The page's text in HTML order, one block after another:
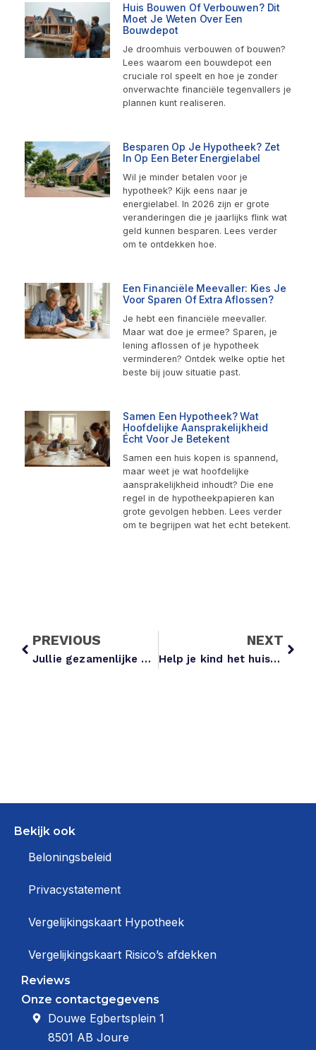
Huis Bouwen Of Verbouwen? Dit
Moet Je Weten Over Een
Bouwdepot
Je droomhuis verbouwen of bouwen?
Lees waarom een bouwdepot een
cruciale rol speelt en hoe je zonder
onverwachte financiële tegenvallers je
plannen kunt realiseren.
Besparen Op Je Hypotheek? Zet
In Op Een Beter Energielabel
Wil je minder betalen voor je
hypotheek? Kijk eens naar je
energielabel. In 2026 zijn er grote
veranderingen die je jaarlijks flink wat
geld kunnen besparen. Lees verder
om te ontdekken hoe.
Een Financiële Meevaller: Kies Je
Voor Sparen Of Extra Aflossen?
Je hebt een financiële meevaller.
Maar wat doe je ermee? Sparen, je
lening aflossen of je hypotheek
verminderen? Ontdek welke optie het
beste bij jouw situatie past.
Samen Een Hypotheek? Wat
Hoofdelijke Aansprakelijkheid
Écht Voor Je Betekent
Samen een huis kopen is spannend,
maar weet je wat hoofdelijke
aansprakelijkheid inhoudt? Die ene
regel in de hypotheekpapieren kan
grote gevolgen hebben. Lees verder
om te begrijpen wat het echt betekent.
PREVIOUS
Jullie gezamenlijke geldzaken: zo regel je het simpel en duidelijk
NEXT
Help je kind het huis van hun dromen te kopen met deze handige tips!
Bekijk ook
Beloningsbeleid
Privacystatement
Vergelijkingskaart Hypotheek
Vergelijkingskaart Risico’s afdekken
Reviews
Onze contactgegevens
Douwe Egbertsplein 1
8501 AB Joure